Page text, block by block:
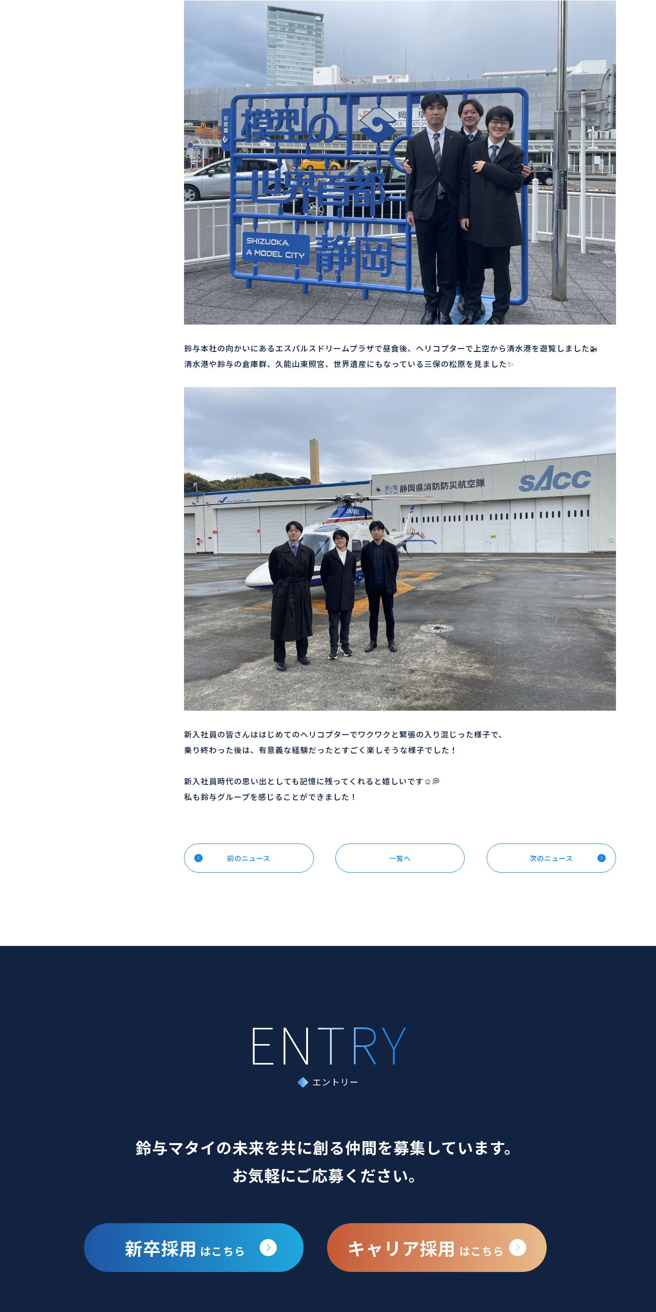
鈴与本社の向かいにあるエスパルスドリームプラザで昼食後、ヘリコプターで上空から清水港を遊覧しました🚁
清水港や鈴与の倉庫群、久能山東照宮、世界遺産にもなっている三保の松原を見ました✨
新入社員の皆さんははじめてのヘリコプターでワクワクと緊張の入り混じった様子で、
乗り終わった後は、有意義な経験だったとすごく楽しそうな様子でした！
新入社員時代の思い出としても記憶に残ってくれると嬉しいです☺️💭
私も鈴与グループを感じることができました！
前のニュース 一覧へ 次のニュース
エントリー
鈴与マタイの未来を共に創る仲間を募集しています。
お気軽にご応募ください。
新卒採用 はこちら キャリア採用 はこちら